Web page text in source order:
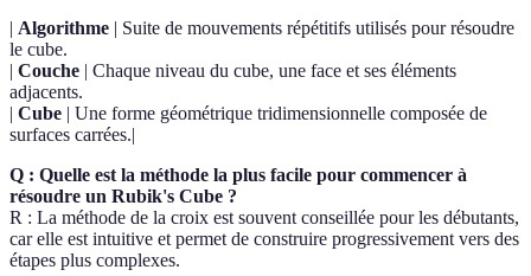
| Algorithme | Suite de mouvements répétitifs utilisés pour résoudre
le cube.
| Couche | Chaque niveau du cube, une face et ses éléments
adjacents.
| Cube | Une forme géométrique tridimensionnelle composée de
surfaces carrées.|
Q : Quelle est la méthode la plus facile pour commencer à
résoudre un Rubik's Cube ?
R : La méthode de la croix est souvent conseillée pour les débutants,
car elle est intuitive et permet de construire progressivement vers des
étapes plus complexes.